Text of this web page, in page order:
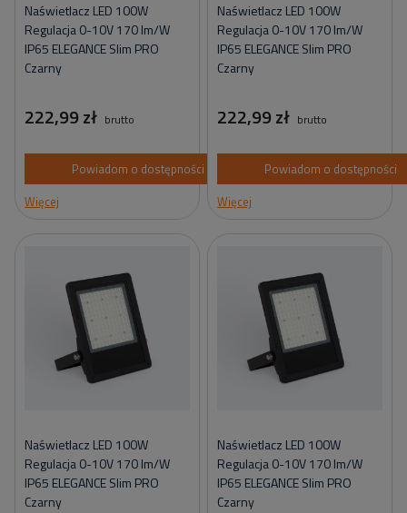
Naświetlacz LED 100W
Regulacja 0-10V 170 lm/W
IP65 ELEGANCE Slim PRO
Czarny
222,99 zł brutto
Powiadom o dostępności
Więcej
Naświetlacz LED 100W
Regulacja 0-10V 170 lm/W
IP65 ELEGANCE Slim PRO
Czarny
222,99 zł brutto
Powiadom o dostępności
Więcej
Naświetlacz LED 100W
Regulacja 0-10V 170 lm/W
IP65 ELEGANCE Slim PRO
Czarny
Naświetlacz LED 100W
Regulacja 0-10V 170 lm/W
IP65 ELEGANCE Slim PRO
Czarny